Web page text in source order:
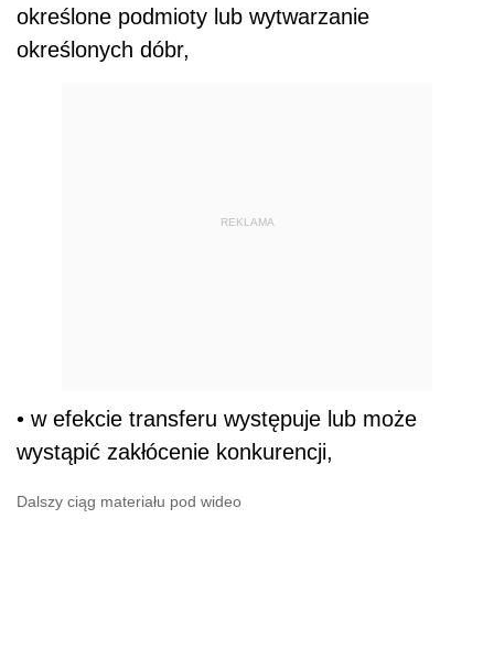
określone podmioty lub wytwarzanie
określonych dóbr,
REKLAMA
• w efekcie transferu występuje lub może
wystąpić zakłócenie konkurencji,
Dalszy ciąg materiału pod wideo